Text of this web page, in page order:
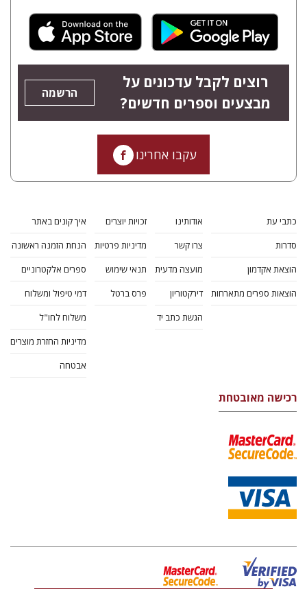
רוצים לקבל עדכונים על
מבצעים וספרים חדשים?
הרשמה
עקבו אחרינו
כתבי עת
סדרות
הוצאת אקדמון
הוצאות ספרים מתארחות
אודותינו
צרו קשר
מועצה מדעית
דירקטוריון
הגשת כתב יד
זכויות יוצרים
מדיניות פרטיות
תנאי שימוש
פרס ברטל
איך קונים באתר
הנחת הזמנה ראשונה
ספרים אלקטרוניים
דמי טיפול ומשלוח
משלוח לחו"ל
מדיניות החזרת מוצרים
אבטחה
רכישה מאובטחת